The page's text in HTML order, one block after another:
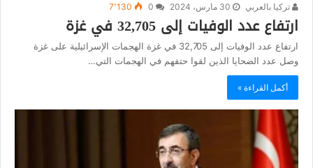
تركيا بالعربي 30 مارس، 2024 7٬130
ارتفاع عدد الوفيات إلى 32,705 في غزة
ارتفاع عدد الوفيات إلى 32,705 في غزة الهجمات الإسرائيلية على غزة
وصل عدد الضحايا الذين لقوا حتفهم في الهجمات التي…
أكمل القراءة »